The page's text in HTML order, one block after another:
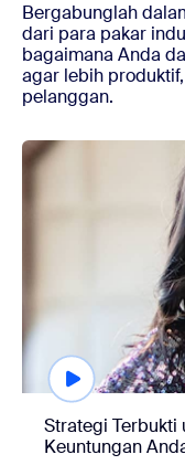
Bergabunglah
dari para pakar
bagaimana Anda
agar lebih
pelanggan.
Menonton sesuai
Strategi Terbukti
Keuntungan